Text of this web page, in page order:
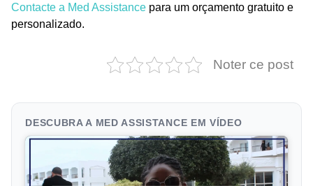
Contacte a Med Assistance para um orçamento gratuito e
personalizado.
Noter ce post
DESCUBRA A MED ASSISTANCE EM VÍDEO